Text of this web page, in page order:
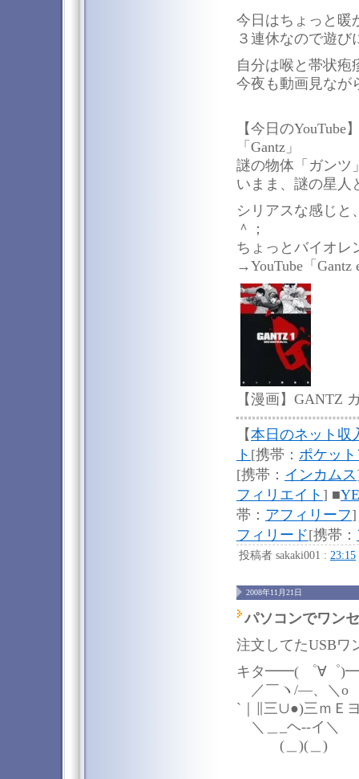
今日はちょっと暖
３連休なので遊
自分は喉と帯状疱
今夜も動画見なが
【今日のYouTube
「Gantz」
謎の物体「ガンツ
いまま、謎の星人
シリアスな感じと
＾；
ちょっとバイオレ
→YouTube「Gantz
【漫画】GANTZ
【本日のネット収
ト [携帯： ポケッ
[携帯： インカムス
フィリエイト ] ■
帯： アフィリーフ]
フィリード[携帯：
投稿者 sakaki001 : 23:15
2008年11月21日
パソコンでワン
注文してたUSBワ
キタ━━( ゜∀゜
／￣ヽ/―、＼o
`｜∥三∪●)三ｍ
＼＿_ヘ--イ＼
(＿)(＿)